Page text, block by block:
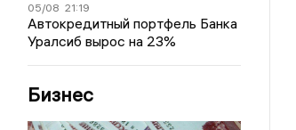
05/08 21:19
Автокредитный портфель Банка
Уралсиб вырос на 23%
Бизнес